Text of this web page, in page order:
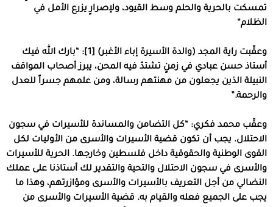
تمسكت بالحرية والحلم وسط القيود، ولإصرارٍ يزرع الأمل في
الظلام“
وعقّبت راية المجد (والدة الأسيرة إباء الأغبر)
[1]
: “بارك الله فيك
أستاذ حسن عبادي في زمنٍ تشتدّ فيه المحن، يبرز أصحاب المواقف
النبيلة الذين يجعلون من مهنتهم رسالة، ومن علمهم جسراً للعدل
والرحمة.”
وعقّب محمد فكري: “كل التضامن والمساندة للأسيرات في سجون
الاحتلال. يجب أن تكون قضية الأسيرات والأسرى من الأوليات لكل
القوى الوطنية والحقوقية داخل فلسطين وخارجها. الحرية للأسيرات
والأسرى في سجون الاحتلال والتحية والتقدير لك أستاذنا على عملك
النضالي من أجل التعريف بالأسيرات والأسرى ومؤازرتهم، وهذا ما
يجب على الجميع فعله والقيام به. قضية الأسيرات والأسرى من